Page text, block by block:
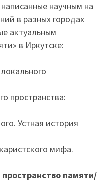
научным на
в разных городах
актуальным
в Иркутске:
пространства:
Устная история
мифа.
памяти/